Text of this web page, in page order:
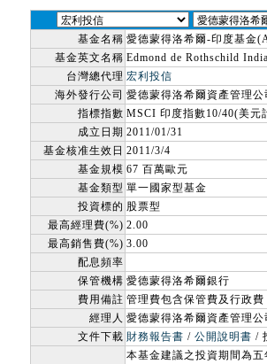
基金名稱 愛德蒙得洛希爾-印度基金
基金英文名稱 Edmond de Rothschild
台灣總代理 宏利投信
海外發行公司 愛德蒙得洛希爾資產管理
指標指數 MSCI 印度指數10/40(美元
成立日期 2011/01/31
基金核准生效日 2011/3/4
基金規模 67 百萬歐元
基金類型 單一國家型基金
投資標的 股票型
最高經理費(%) 2.00
最高銷售費(%) 3.00
配息頻率
保管機構 愛德蒙得洛希爾銀行
費用備註 管理費包含保管費及行政費
經理人 愛德蒙得洛希爾資產管理
文件下載 財務報告書 / 公開說明書 /
本基金建議之投資期間為